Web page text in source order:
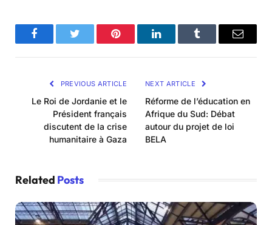
FacebookTwitter Pinterest LinkedInTumblr Email
PREVIOUS ARTICLE
Le Roi de Jordanie et le
Président français
discutent de la crise
humanitaire à Gaza
NEXT ARTICLE
Réforme de l’éducation en
Afrique du Sud: Débat
autour du projet de loi
BELA
Related Posts